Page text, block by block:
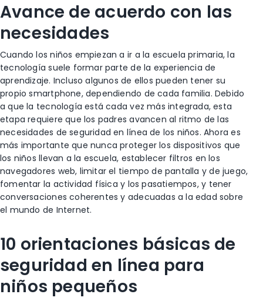
Avance de acuerdo con las
necesidades
Cuando los niños empiezan a ir a la escuela primaria, la
tecnología suele formar parte de la experiencia de
aprendizaje. Incluso algunos de ellos pueden tener su
propio smartphone, dependiendo de cada familia. Debido
a que la tecnología está cada vez más integrada, esta
etapa requiere que los padres avancen al ritmo de las
necesidades de seguridad en línea de los niños. Ahora es
más importante que nunca proteger los dispositivos que
los niños llevan a la escuela, establecer filtros en los
navegadores web, limitar el tiempo de pantalla y de juego,
fomentar la actividad física y los pasatiempos, y tener
conversaciones coherentes y adecuadas a la edad sobre
el mundo de Internet.
10 orientaciones básicas de
seguridad en línea para
niños pequeños